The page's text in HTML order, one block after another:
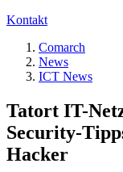
Kontakt
Comarch
News
ICT News
Tatort IT-
Security-
Hacker